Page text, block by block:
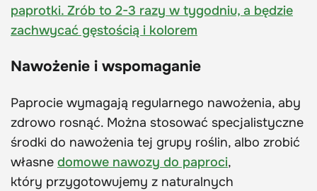
paprotki. Zrób to 2-3 razy w tygodniu, a będzie
zachwycać gęstością i kolorem
Nawożenie i wspomaganie
Paprocie wymagają regularnego nawożenia, aby
zdrowo rosnąć. Można stosować specjalistyczne
środki do nawożenia tej grupy roślin, albo zrobić
własne domowe nawozy do paproci,
który przygotowujemy z naturalnych